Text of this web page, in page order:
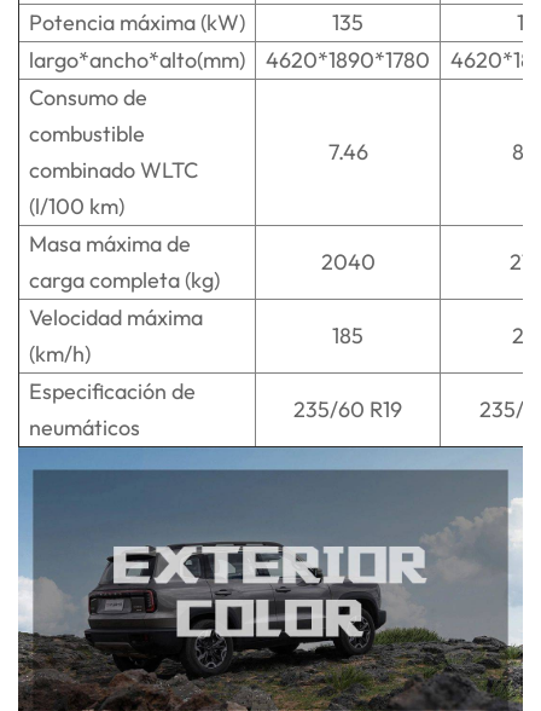
Potencia máxima (kW)
135
largo*ancho*alto(mm)
4620*1890*1780
Consumo de
combustible
combinado WLTC
(l/100 km)
7.46
Masa máxima de
carga completa (kg)
2040
Velocidad máxima
(km/h)
185
Especificación de
neumáticos
235/60 R19 235/